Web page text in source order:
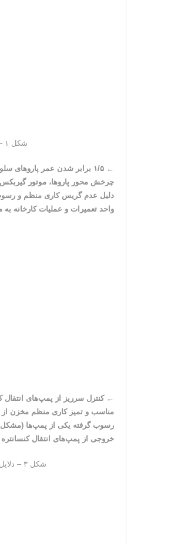
شکل ۱ – مسیر فرعی نامناسب و مناسب برا انتقال شیرآهک به آسیاهای ثانویه
←
۱/۵ برابر شدن عمر پاروهای
چرخش محور پاروها، موتور
دلیل عدم گریس کاری منظم و رسوب
واحد تعمیرات و عملیات کارخانه
← کنترل سرریز از پمپ‌های
مناسب و تمیز کاری منظم مخزن از
خروجی از پمپ‌های انتقال
شکل ۳ – دلایل سرریز از مخازن پم‌های انتقال کنسانتره نهایی و پرعیارکنی ثانویه (Cleaner)